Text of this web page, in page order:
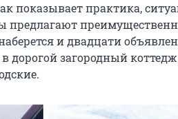
показывает практика,
и двадцати
дорогой загородный